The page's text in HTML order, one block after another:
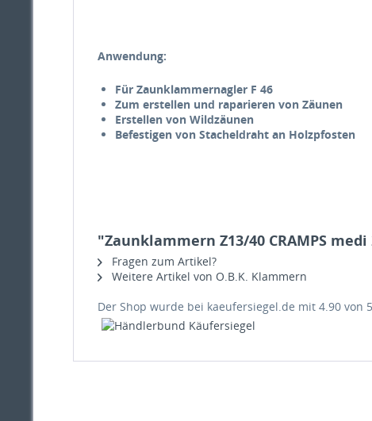
Anwendung:
Für Zaunklammernagler F 46
Zum erstellen und raparieren von Zäunen
Erstellen von Wildzäunen
Befestigen von Stacheldraht an Holzpfosten
"Zaunklammern Z13/40 CRAMPS
Fragen zum Artikel?
Weitere Artikel von O.B.K. Klammern
Der Shop wurde bei kaeufersiegel.de mit 4.90 von 5